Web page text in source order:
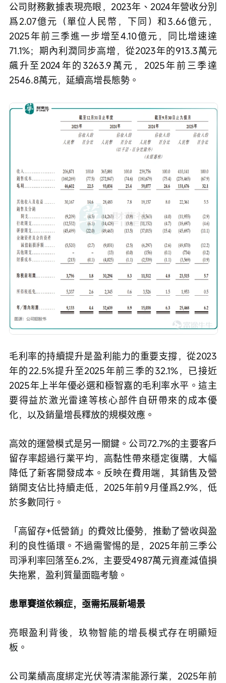
公司財務數據表現亮眼，2023年、2024年營收分別
爲2.07億元（單位人民幣，下同）和3.66億元，
2025年前三季進一步增至4.10億元，同比增速達
71.1%；期內利潤同步高增，從2023年的913.3萬元
飆升至2024年的3263.9萬元，2025年前三季達
2546.8萬元，延續高增長態勢。
毛利率的持續提升是盈利能力的重要支撐，從2023
年的22.5%提升至2025年前三季的32.1%，已接近
2025年上半年優必選和極智嘉的毛利率水平。這主
要得益於激光雷達等核心部件自研帶來的成本優
化，以及銷量增長釋放的規模效應。
高效的運營模式是另一關鍵。公司72.7%的主要客戶
留存率超過行業平均，高黏性帶來穩定復購，大幅
降低了新客開發成本。反映在費用端，其銷售及營
銷開支佔比持續走低，2025年前9月僅爲2.9%，低
於多數同行。
「高留存+低營銷」的費效比優勢，推動了營收與盈
利的良性循環。不過需警惕的是，2025年前三季公
司淨利率回落至6.2%，主要受4987萬元資產減值損
失拖累，盈利質量面臨考驗。
患單賽道依賴症，亟需拓展新場景
亮眼盈利背後，玖物智能的增長模式存在明顯短
板。
公司業績高度綁定光伏等清潔能源行業，2025年前